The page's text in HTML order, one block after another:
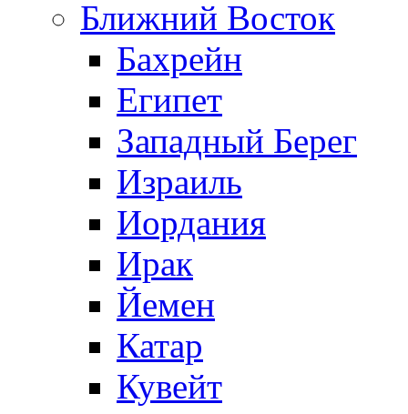
Ближний Восток
Бахрейн
Египет
Западный Берег
Израиль
Иордания
Ирак
Йемен
Катар
Кувейт